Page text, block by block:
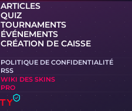
ARTICLES
QUIZ
TOURNAMENTS
ÉVÉNEMENTS
CRÉATION DE CAISSE
POLITIQUE DE CONFIDENTIALITÉ
RSS
WIKI DES SKINS
PRO